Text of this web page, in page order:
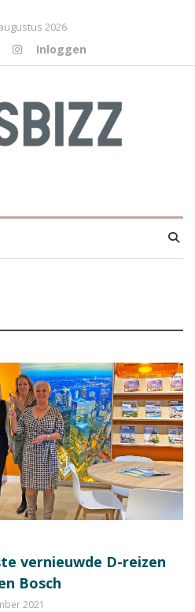
2026
Inloggen
vernieuwde D-reizen
Bosch
2021